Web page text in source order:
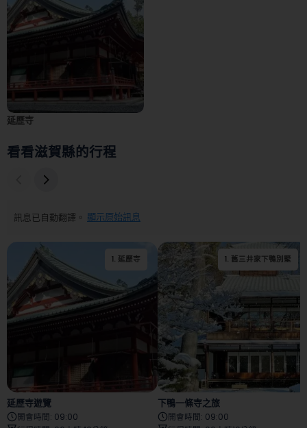
延歷寺
看看滋賀縣的行程
訊息已自動翻譯。 顯示原始訊息
1. 延歷寺
延歷寺遊覽
開會時間: 09:00
1. 舊三井家下鴨別墅
下鴨一條寺之旅
開會時間: 09:00